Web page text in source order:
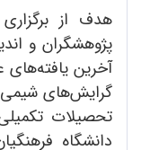
هدف از
پژوهشگران و
آخرین یافته‌های
گرایش‌های
تحصیلات
دانشگاه